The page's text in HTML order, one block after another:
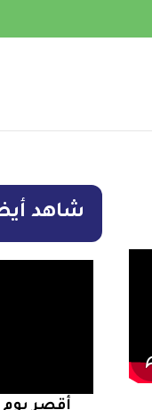
شاهد
أقصر يوم